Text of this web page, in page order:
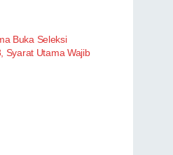
Buka Seleksi
Syarat Utama Wajib